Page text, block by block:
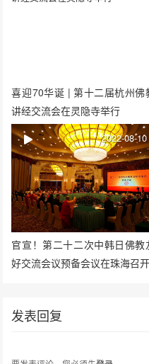
喜迎70华诞 | 第十二届杭州佛
讲经交流会在灵隐寺举行
官宣！第二十二次中韩日佛教
好交流会议预备会议在珠海召开
2022-08-10
发表回复